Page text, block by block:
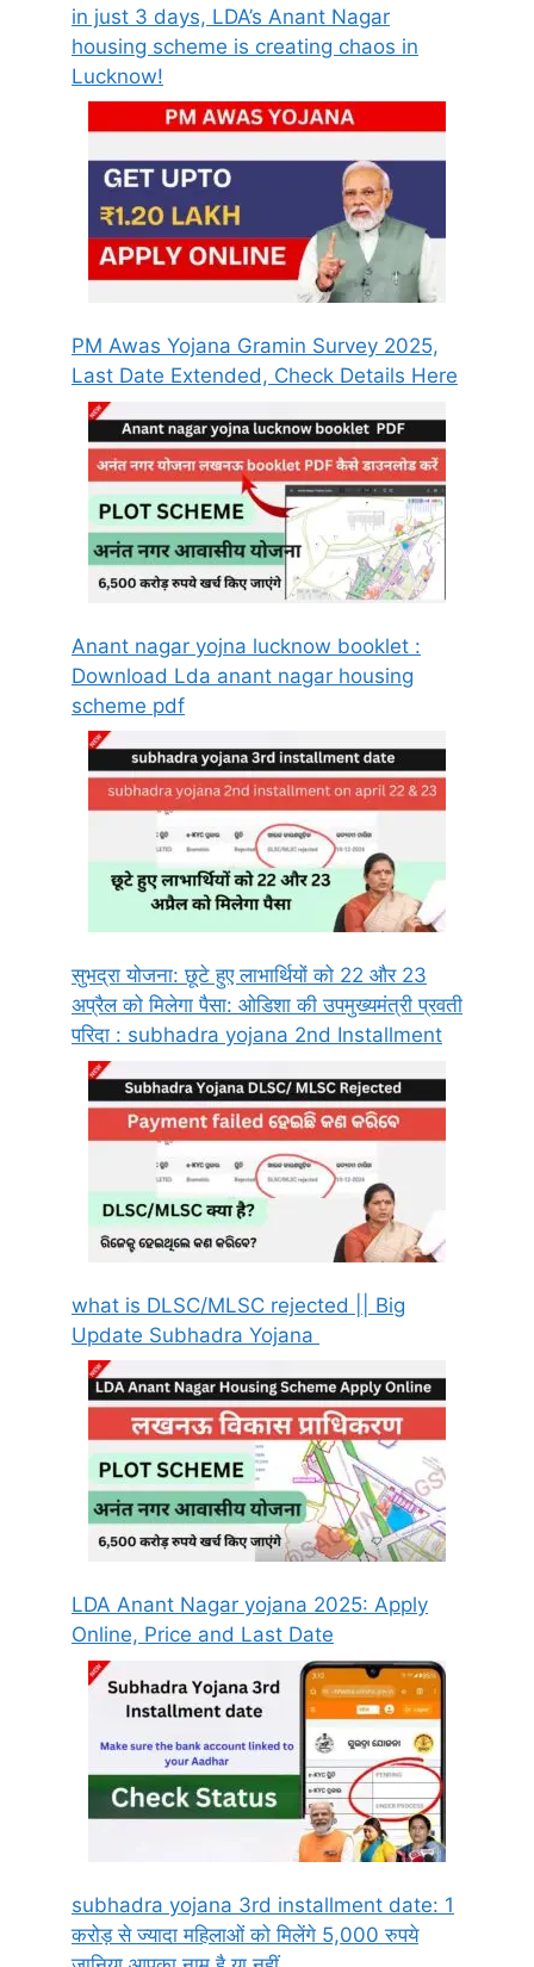
in just 3 days, LDA’s Anant Nagar
housing scheme is creating chaos in
Lucknow!
PM Awas Yojana Gramin Survey 2025,
Last Date Extended, Check Details Here
Anant nagar yojna lucknow booklet :
Download Lda anant nagar housing
scheme pdf
सुभद्रा योजना: छूटे हुए लाभार्थियों को 22 और 23
अप्रैल को मिलेगा पैसा: ओडिशा की उपमुख्यमंत्री प्रवती
परिदा : subhadra yojana 2nd Installment
what is DLSC/MLSC rejected || Big
Update Subhadra Yojana
LDA Anant Nagar yojana 2025: Apply
Online, Price and Last Date
subhadra yojana 3rd installment date: 1
करोड़ से ज्यादा महिलाओं को मिलेंगे 5,000 रुपये